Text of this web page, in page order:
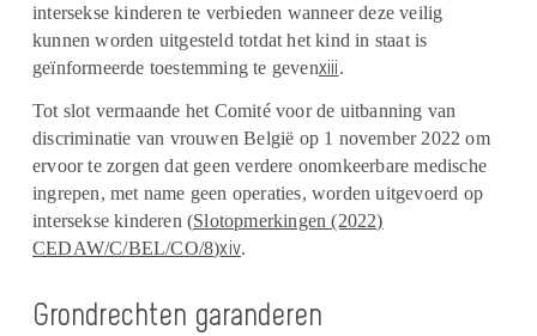
intersekse kinderen te verbieden wanneer deze veilig
kunnen worden uitgesteld totdat het kind in staat is
geïnformeerde toestemming te gevenxiii.
Tot slot vermaande het Comité voor de uitbanning van
discriminatie van vrouwen België op 1 november 2022 om
ervoor te zorgen dat geen verdere onomkeerbare medische
ingrepen, met name geen operaties, worden uitgevoerd op
intersekse kinderen (Slotopmerkingen (2022)
CEDAW/C/BEL/CO/8)xiv.
Grondrechten garanderen